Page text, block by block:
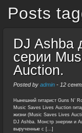
Posts
DJ Ashba
серии
Auction.
Posted by admin - 12
Нынешний гитарист Guns N’
Music Saves Lives Auction
жизни (Music Saves Lives
DJ Ashba. Монстр энергии и
вырученные с […]